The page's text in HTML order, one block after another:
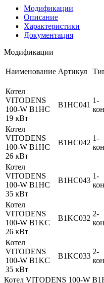
Модификации
Описание
Характеристики
Документация
Модификации
Наименование Артикул
Котел
VITODENS
100-W B1HC
19 кВт
B1HC041
1-
Котел
VITODENS
100-W B1HC
26 кВт
B1HC042
1-
Котел
VITODENS
100-W B1HC
35 кВт
B1HC043
1-
Котел
VITODENS
100-W B1KC
26 кВт
B1KC032
2-
Котел
VITODENS
100-W B1KC
35 кВт
B1KC033
2-
Котел VITODENS 100-W